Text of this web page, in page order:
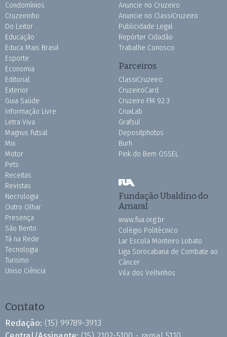
Condomínios
Cruzeirinho
Do Leitor
Educação
Educa Mais Brasil
Esporte
Economia
Editorial
Exterior
Guia Saúde
Informação Livre
Letra Viva
Magnus Futsal
Mix
Motor
Pets
Receitas
Revistas
Necrologia
Outro Olhar
Presença
São Bento
Tá na Rede
Tecnologia
Turismo
Uniso Ciência
Anuncie no Cruzeiro
Anuncie no ClassiCruzeiro
Publicidade Legal
Repórter Cidadão
Trabalhe Conosco
Parceiros
ClassiCruzeiro
CruzeiroCard
Cruzeiro FM 92.3
CruxLab
Grafsul
Depositphotos
Burh
Pink do Bem OSSEL
Fundação Ubaldino do
Amaral
www.fua.org.br
Colégio Politécnico
Lar Escola Monteiro Lobato
Liga Sorocabana de Combate ao
Câncer
Vila dos Velhinhos
Contato
Redação: (15) 99789-3913